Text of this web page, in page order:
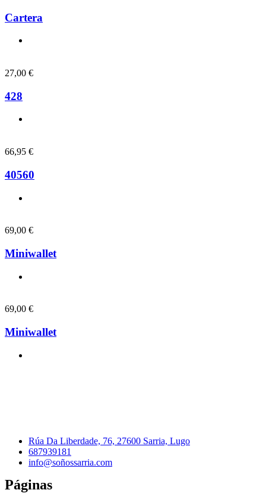
Cartera
27,00 €
428
66,95 €
40560
69,00 €
Miniwallet
69,00 €
Miniwallet
Rúa Da Liberdade, 76, 27600 Sarria, Lugo
687939181
info@soñossarria.com
Páginas